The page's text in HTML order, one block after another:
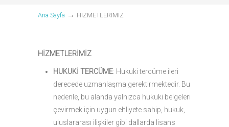
Ana Sayfa → HİZMETLERİMİZ
HİZMETLERİMİZ
HUKUKİ TERCÜME: Hukuki tercüme ileri
derecede uzmanlaşma gerektirmektedir. Bu
nedenle, bu alanda yalnızca hukuki belgeleri
çevirmek için uygun ehliyete sahip, hukuk,
uluslararası ilişkiler gibi dallarda lisans